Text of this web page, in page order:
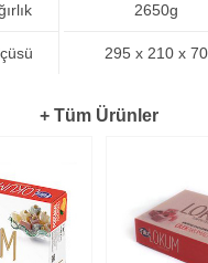
2650g
295 x 210 x 70
+ Tüm Ürünler